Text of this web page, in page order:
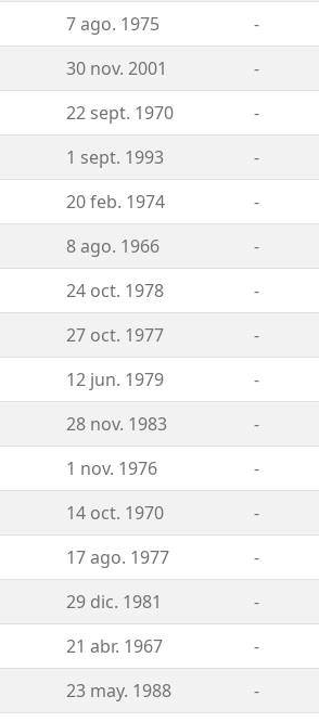
7 ago. 1975
-
30 nov. 2001
-
22 sept. 1970
-
1 sept. 1993
-
20 feb. 1974
-
8 ago. 1966
-
24 oct. 1978
-
27 oct. 1977
-
12 jun. 1979
-
28 nov. 1983
-
1 nov. 1976
-
14 oct. 1970
-
17 ago. 1977
-
29 dic. 1981
-
21 abr. 1967
-
23 may. 1988
-